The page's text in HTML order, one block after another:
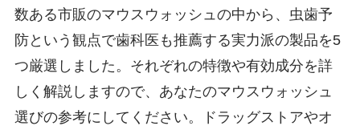
数ある市販のマウスウォッシュの中から、虫歯予
防という観点で歯科医も推薦する実力派の製品を5
つ厳選しました。それぞれの特徴や有効成分を詳
しく解説しますので、あなたのマウスウォッシュ
選びの参考にしてください。ドラッグストアやオ